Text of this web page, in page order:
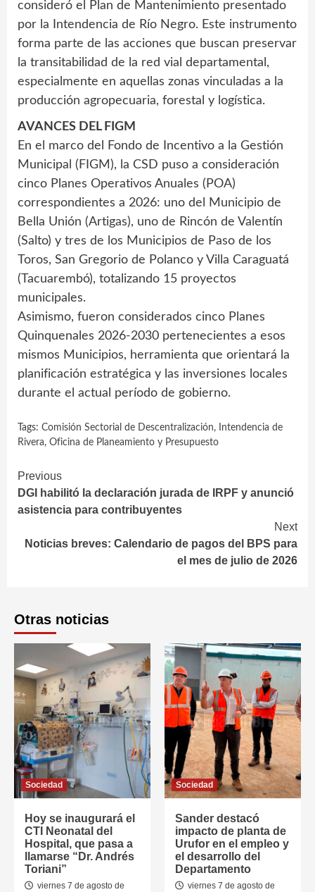
consideró el Plan de Mantenimiento presentado
por la Intendencia de Río Negro. Este instrumento
forma parte de las acciones que buscan preservar
la transitabilidad de la red vial departamental,
especialmente en aquellas zonas vinculadas a la
producción agropecuaria, forestal y logística.
AVANCES DEL FIGM
En el marco del Fondo de Incentivo a la Gestión
Municipal (FIGM), la CSD puso a consideración
cinco Planes Operativos Anuales (POA)
correspondientes a 2026: uno del Municipio de
Bella Unión (Artigas), uno de Rincón de Valentín
(Salto) y tres de los Municipios de Paso de los
Toros, San Gregorio de Polanco y Villa Caraguatá
(Tacuarembó), totalizando 15 proyectos
municipales.
Asimismo, fueron considerados cinco Planes
Quinquenales 2026-2030 pertenecientes a esos
mismos Municipios, herramienta que orientará la
planificación estratégica y las inversiones locales
durante el actual período de gobierno.
Tags: Comisión Sectorial de Descentralización,
Intendencia de
Rivera, Oficina de Planeamiento y Presupuesto
Continue
Reading
Previous
DGI habilitó la declaración jurada de IRPF y anunció
asistencia para contribuyentes
Next
Noticias breves: Calendario de pagos del BPS para
el mes de julio de 2026
Otras noticias
Sociedad
Hoy se inaugurará el
CTI Neonatal del
Hospital, que pasa a
llamarse “Dr. Andrés
Toriani”
viernes 7 de agosto de
Sociedad
Sander destacó
impacto de planta de
Urufor en el empleo y
el desarrollo del
Departamento
viernes 7 de agosto de